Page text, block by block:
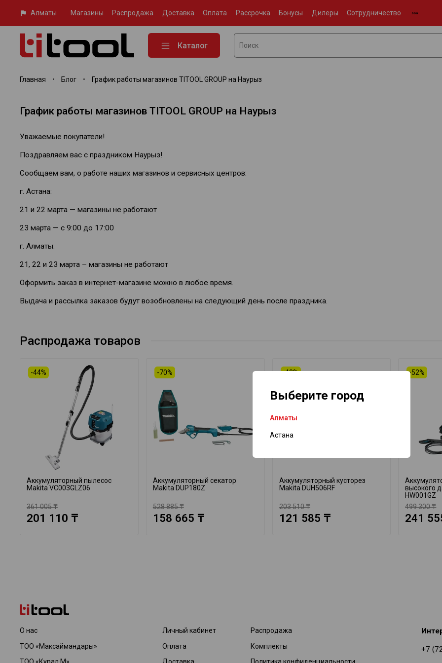
Алматы Магазины Распродажа Доставка Оплата Рассрочка Бонусы Дилеры Сотрудничество
Каталог
Выберите город
Алматы
Астана
Главная Блог График работы магазинов TITOOL GROUP на Наурыз
График работы магазинов TITOOL GROUP на Наурыз
Уважаемые покупатели!
Поздравляем вас с праздником Наурыз!
Сообщаем вам, о работе наших магазинов и сервисных центров:
г. Астана:
21 и 22 марта — магазины не работают
23 марта — с 9:00 до 17:00
г. Алматы:
21, 22 и 23 марта – магазины не работают
Оформить заказ в интернет-магазине можно в любое время.
Выдача и рассылка заказов будут возобновлены на следующий день после праздника.
Распродажа товаров
-44%
Аккумуляторный пылесос
Makita VC003GLZ06
361 005 ₸
201 110 ₸
-70%
Аккумуляторный секатор
Makita DUP180Z
528 885 ₸
158 665 ₸
-40%
Аккумуляторный кусторез
Makita DUH506RF
203 510 ₸
121 585 ₸
-52%
высокого
HW001GZ
499 300 ₸
241
О нас
ТОО «Максаймандары»
Личный кабинет
Оплата
Распродажа
Комплекты
+7